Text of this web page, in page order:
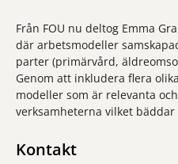
Från FOU nu deltog Emma
där arbetsmodeller
parter (primärvård,
Genom att inkludera flera
modeller som är relevanta
verksamheterna vilket
Kontakt